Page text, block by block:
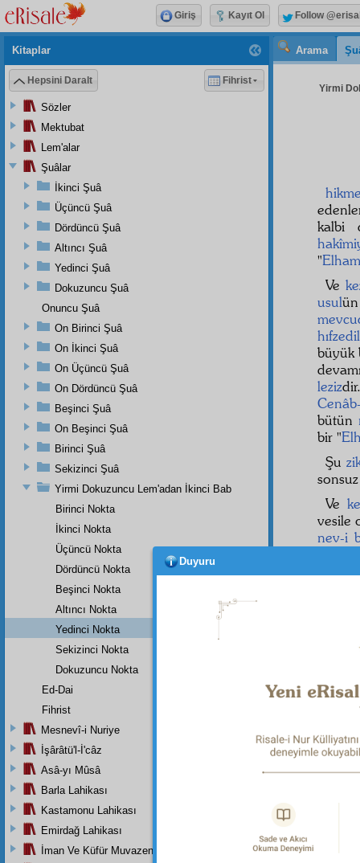
Arama
Yirmi
"
Ve
usul
büyük
leziz
bütün
bir "
Şu
Ve
vesile
nev-i
Kitaplar
Hepsini Daralt Fihrist
Sözler
Mektubat
Lem'alar
Şuâlar
İkinci Şuâ
Üçüncü Şuâ
Dördüncü Şuâ
Altıncı Şuâ
Yedinci Şuâ
Dokuzuncu Şuâ
Onuncu Şuâ
On Birinci Şuâ
On İkinci Şuâ
On Üçüncü Şuâ
On Dördüncü Şuâ
Beşinci Şuâ
On Beşinci Şuâ
Birinci Şuâ
Sekizinci Şuâ
Yirmi Dokuzuncu Lem'adan İkinci Bab
Birinci Nokta
İkinci Nokta
Üçüncü Nokta
Dördüncü Nokta
Beşinci Nokta
Altıncı Nokta
Yedinci Nokta
Sekizinci Nokta
Dokuzuncu Nokta
Ed-Dai
Fihrist
Mesnevî-i Nuriye
İşârâtü'l-İ'câz
Asâ-yı Mûsâ
Barla Lahikası
Kastamonu Lahikası
Emirdağ Lahikası
İman Ve Küfür Muvazeneleri
Giriş Kayıt Ol Follow
Duyuru